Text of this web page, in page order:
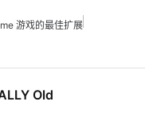
游戏的最佳扩展
Old